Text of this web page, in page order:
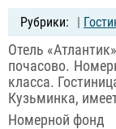
|
Отель
почасово.
класса.
Кузьминка,
Номерной фонд